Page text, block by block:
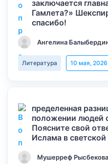
заключается
Гамлета?»
спасибо!
Ангелина
Литература 10 мая, 2026
пределенная
положении людей
Поясните свой
Ислама в
Мушерреф Рысбекова